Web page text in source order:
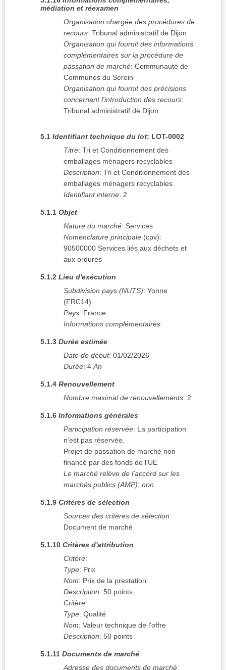
médiation et réexamen
Organisation chargée des procédures de
recours: Tribunal administratif de Dijon
Organisation qui fournit des informations
complémentaires sur la procédure de
passation de marché: Communauté de
Communes du Serein
Organisation qui fournit des précisions
concernant l'introduction des recours:
Tribunal administratif de Dijon
5.1 Identifiant technique du lot: LOT-0002
Titre: Tri et Conditionnement des
emballages ménagers recyclables
Description: Tri et Conditionnement des
emballages ménagers recyclables
Identifiant interne: 2
5.1.1 Objet
Nature du marché: Services
Nomenclature principale (cpv):
90500000 Services liés aux déchets et
aux ordures
5.1.2 Lieu d'exécution
Subdivision pays (NUTS): Yonne
(FRC14)
Pays: France
Informations complémentaires:
5.1.3 Durée estimée
Date de début: 01/02/2026
Durée: 4 An
5.1.4 Renouvellement
Nombre maximal de renouvellements: 2
5.1.6 Informations générales
Participation réservée: La participation
n'est pas réservée.
Projet de passation de marché non
financé par des fonds de l'UE
Le marché relève de l'accord sur les
marchés publics (AMP): non
5.1.9 Critères de sélection
Sources des critères de sélection:
Document de marché
5.1.10 Critères d'attribution
Critère:
Type: Prix
Nom: Prix de la prestation
Description: 50 points
Critère:
Type: Qualité
Nom: Valeur technique de l'offre
Description: 50 points
5.1.11 Documents de marché
Adresse des documents de marché: